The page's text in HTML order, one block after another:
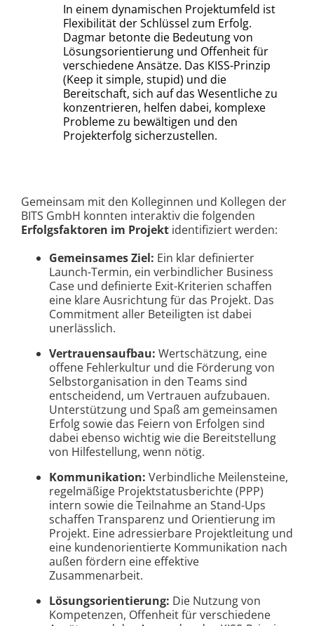
In einem dynamischen Projektumfeld ist
Flexibilität der Schlüssel zum Erfolg.
Dagmar betonte die Bedeutung von
Lösungsorientierung und Offenheit für
verschiedene Ansätze. Das KISS-Prinzip
(Keep it simple, stupid) und die
Bereitschaft, sich auf das Wesentliche zu
konzentrieren, helfen dabei, komplexe
Probleme zu bewältigen und den
Projekterfolg sicherzustellen.
Gemeinsam mit den Kolleginnen und Kollegen der
BITS GmbH konnten interaktiv die folgenden
Erfolgsfaktoren im Projektidentifiziert werden:
Gemeinsames Ziel: Ein klar definierter
Launch-Termin, ein verbindlicher Business
Case und definierte Exit-Kriterien schaffen
eine klare Ausrichtung für das Projekt. Das
Commitment aller Beteiligten ist dabei
unerlässlich.
Vertrauensaufbau: Wertschätzung, eine
offene Fehlerkultur und die Förderung von
Selbstorganisation in den Teams sind
entscheidend, um Vertrauen aufzubauen.
Unterstützung und Spaß am gemeinsamen
Erfolg sowie das Feiern von Erfolgen sind
dabei ebenso wichtig wie die Bereitstellung
von Hilfestellung, wenn nötig.
Kommunikation: Verbindliche Meilensteine,
regelmäßige Projektstatusberichte (PPP)
intern sowie die Teilnahme an Stand-Ups
schaffen Transparenz und Orientierung im
Projekt. Eine adressierbare Projektleitung und
eine kundenorientierte Kommunikation nach
außen fördern eine effektive
Zusammenarbeit.
Lösungsorientierung: Die Nutzung von
Kompetenzen, Offenheit für verschiedene